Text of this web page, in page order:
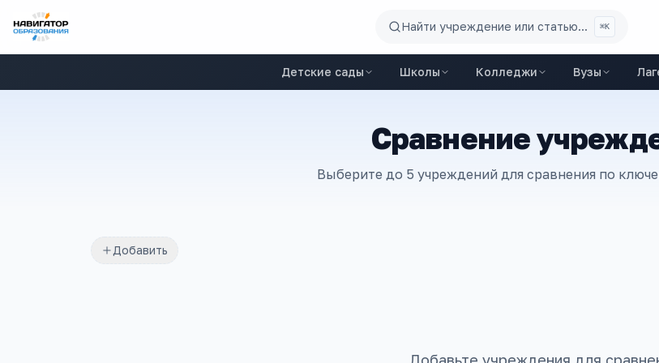
Найти учреждение или статью... ⌘K
Детские сады Школы Колледжи Вузы
Сравнение
Выберите до 5 учреждений для сравнения по
Добавить